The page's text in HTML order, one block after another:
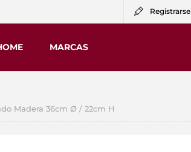
Registrarse
MARCAS
Madera 36cm Ø / 22cm H